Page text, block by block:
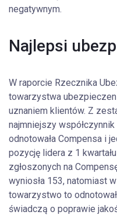
negatywnym.
Najlepsi
W raporcie Rzecznika
towarzystwa
uznaniem klientów. Z
najmniejszy
odnotowała Compensa i
pozycję lidera z 1
zgłoszonych na
wyniosła 153, natomiast
towarzystwo to
świadczą o poprawie